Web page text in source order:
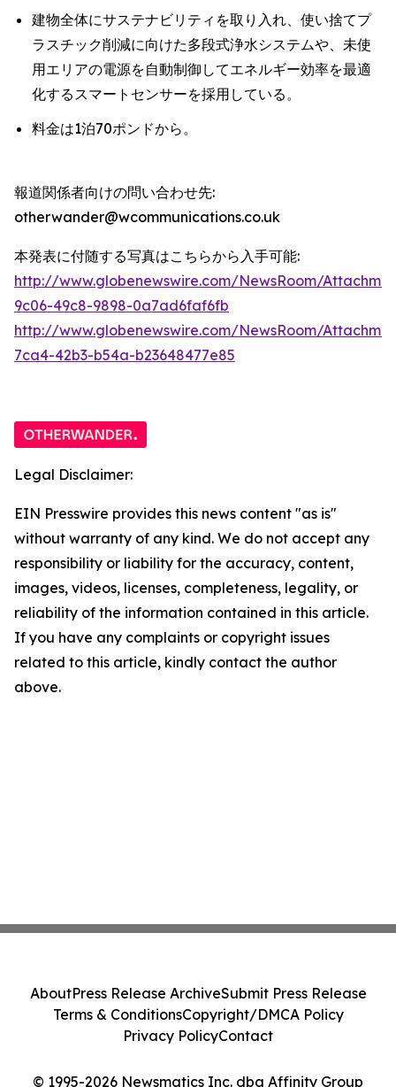
建物全体にサステナビリティを取り入れ、使い捨てプ
ラスチック削減に向けた多段式浄水システムや、未使
用エリアの電源を自動制御してエネルギー効率を最適
化するスマートセンサーを採用している。
料金は1泊70ポンドから。
報道関係者向けの問い合わせ先:
otherwander@wcommunications.co.uk
本発表に付随する写真はこちらから入手可能:
http://www.globenewswire.com/NewsRoom/
9c06-49c8-9898-0a7ad6faf6fb
http://www.globenewswire.com/NewsRoom/
7ca4-42b3-b54a-b23648477e85
Legal Disclaimer:
EIN Presswire provides this news content "as is"
without warranty of any kind. We do not accept any
responsibility or liability for the accuracy, content,
images, videos, licenses, completeness, legality, or
reliability of the information contained in this article.
If you have any complaints or copyright issues
related to this article, kindly contact the author
above.
© 1995-2026 Newsmatics Inc. dba Affinity Group
AboutPress Release ArchiveSubmit Press Release
Terms & ConditionsCopyright/DMCA Policy
Privacy PolicyContact